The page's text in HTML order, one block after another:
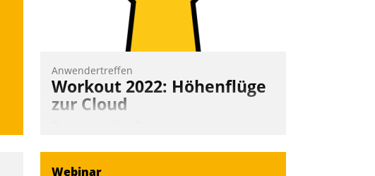
Nadja Hußmann
Anwendertreffen
Workout 2022: Höhenflüge
zur Cloud
Webinar